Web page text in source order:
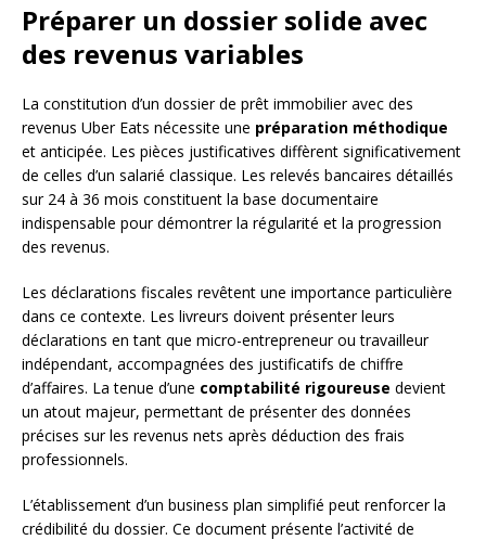
Préparer un dossier solide avec
des revenus variables
La constitution d’un dossier de prêt immobilier avec des
revenus Uber Eats nécessite une préparation méthodique
et anticipée. Les pièces justificatives diffèrent significativement
de celles d’un salarié classique. Les relevés bancaires détaillés
sur 24 à 36 mois constituent la base documentaire
indispensable pour démontrer la régularité et la progression
des revenus.
Les déclarations fiscales revêtent une importance particulière
dans ce contexte. Les livreurs doivent présenter leurs
déclarations en tant que micro-entrepreneur ou travailleur
indépendant, accompagnées des justificatifs de chiffre
d’affaires. La tenue d’une comptabilité rigoureuse devient
un atout majeur, permettant de présenter des données
précises sur les revenus nets après déduction des frais
professionnels.
L’établissement d’un business plan simplifié peut renforcer la
crédibilité du dossier. Ce document présente l’activité de